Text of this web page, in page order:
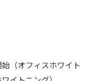
（オフィスホワイト